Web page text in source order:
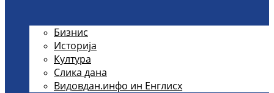
Бизнис
Историја
Култура
Слика дана
Видовдан.инфо ин Енглисх